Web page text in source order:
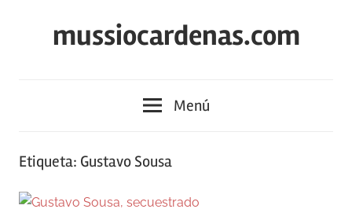
mussiocardenas.com
Menú
Etiqueta: Gustavo Sousa